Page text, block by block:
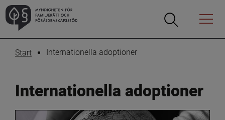
Öppna
Öppna
Menyn
Start Internationella adoptioner
Internationella adoptioner